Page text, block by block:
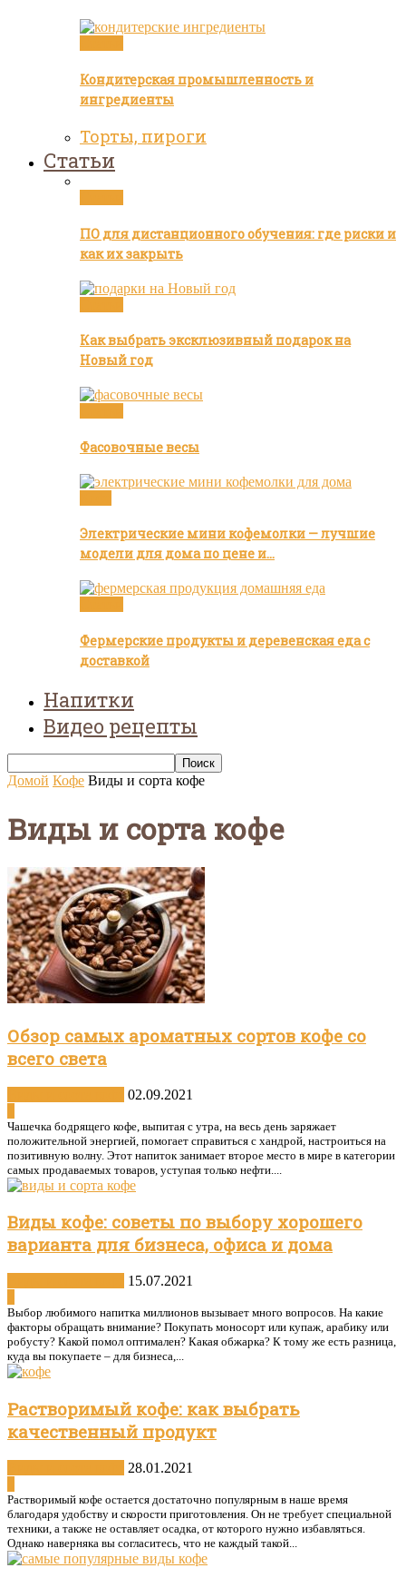
Кондитерская промышленность и
ингредиенты
Торты, пироги
Статьи
ПО для дистанционного обучения: где риски и
как их закрыть
Как выбрать эксклюзивный подарок на
Новый год
Фасовочные весы
Электрические мини кофемолки — лучшие
модели для дома по цене и…
Фермерские продукты и деревенская еда с
доставкой
Напитки
Видео рецепты
Домой Кофе Виды и сорта кофе
Виды и сорта кофе
Обзор самых ароматных сортов кофе со
всего света
02.09.2021
Чашечка бодрящего кофе, выпитая с утра, на весь день заряжает
положительной энергией, помогает справиться с хандрой, настроиться на
позитивную волну. Этот напиток занимает второе место в мире в категории
самых продаваемых товаров, уступая только нефти....
Виды кофе: советы по выбору хорошего
варианта для бизнеса, офиса и дома
15.07.2021
Выбор любимого напитка миллионов вызывает много вопросов. На какие
факторы обращать внимание? Покупать моносорт или купаж, арабику или
робусту? Какой помол оптимален? Какая обжарка? К тому же есть разница,
куда вы покупаете – для бизнеса,...
Растворимый кофе: как выбрать
качественный продукт
28.01.2021
Растворимый кофе остается достаточно популярным в наше время
благодаря удобству и скорости приготовления. Он не требует специальной
техники, а также не оставляет осадка, от которого нужно избавляться.
Однако наверняка вы согласитесь, что не каждый такой...